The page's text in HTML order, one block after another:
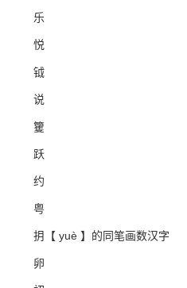
乐
悦
钺
说
籰
跃
约
粤
抈【 yuè 】的同笔画数汉字
卵